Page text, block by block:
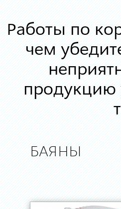
Работы по
чем
продукцию
БАЯНЫ